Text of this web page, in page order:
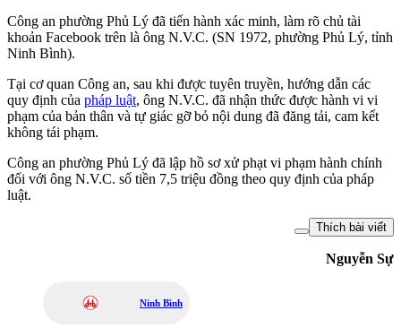
Công an phường Phủ Lý đã tiến hành xác minh, làm rõ chủ tài
khoản Facebook trên là ông N.V.C. (SN 1972, phường Phủ Lý, tỉnh
Ninh Bình).
Tại cơ quan Công an, sau khi được tuyên truyền, hướng dẫn các
quy định của pháp luật, ông N.V.C. đã nhận thức được hành vi vi
phạm của bản thân và tự giác gỡ bỏ nội dung đã đăng tải, cam kết
không tái phạm.
Công an phường Phủ Lý đã lập hồ sơ xử phạt vi phạm hành chính
đối với ông N.V.C. số tiền 7,5 triệu đồng theo quy định của pháp
luật.
Thích bài viết
Nguyễn Sự
Ninh Bình